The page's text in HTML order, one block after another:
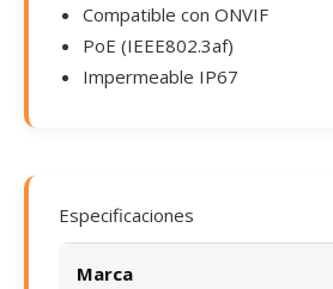
Compatible con ONVIF
PoE (IEEE802.3af)
Impermeable IP67
Especificaciones
Marca